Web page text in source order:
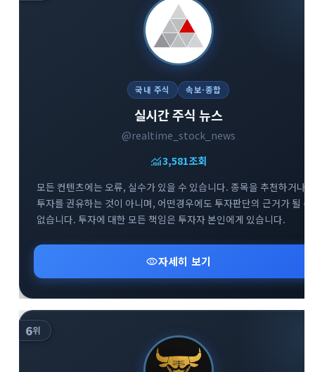
국내 주식 속보·종합
실시간 주식 뉴스
@realtime_stock_news
monitoring3,581조회
모든 컨텐츠에는 오류, 실수가 있을 수 있습니다. 종목을 추천하거나
투자를 권유하는 것이 아니며, 어떤경우에도 투자판단의 근거가 될 수
없습니다. 투자에 대한 모든 책임은 투자자 본인에게 있습니다.
visibility자세히 보기
6위